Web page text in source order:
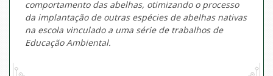
comportamento das abelhas, otimizando o processo
da implantação de outras espécies de abelhas nativas
na escola vinculado a uma série de trabalhos de
Educação Ambiental.